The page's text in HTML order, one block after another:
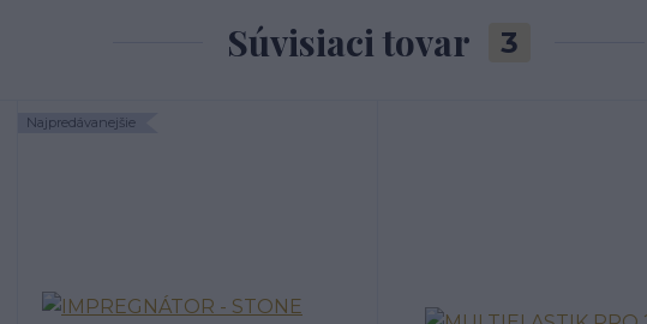
Súvisiaci tovar 3
Najpredávanejšie